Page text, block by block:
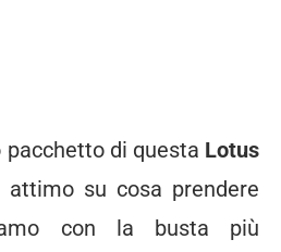
pacchetto di questa Lotus
attimo su cosa prendere
con la busta più